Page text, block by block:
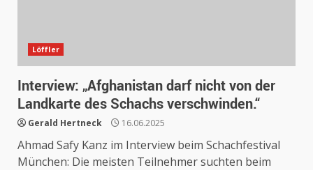
Löffler
Interview: „Afghanistan darf nicht von der
Landkarte des Schachs verschwinden.“
Gerald Hertneck 16.06.2025
Ahmad Safy Kanz im Interview beim Schachfestival
München: Die meisten Teilnehmer suchten beim